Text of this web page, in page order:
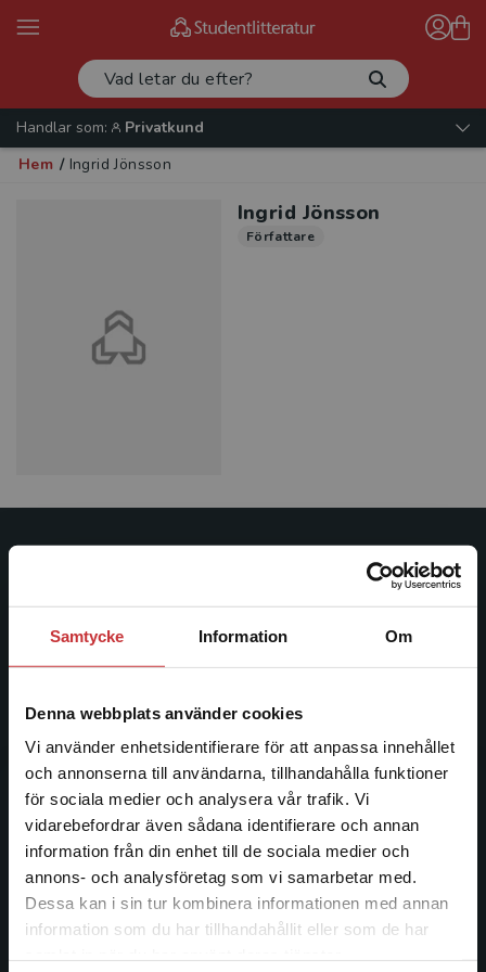
Samtycke Information Om
Denna webbplats använder cookies
Vi använder enhetsidentifierare för att anpassa innehållet
och annonserna till användarna, tillhandahålla funktioner
för sociala medier och analysera vår trafik. Vi
vidarebefordrar även sådana identifierare och annan
information från din enhet till de sociala medier och
annons- och analysföretag som vi samarbetar med.
Dessa kan i sin tur kombinera informationen med annan
information som du har tillhandahållit eller som de har
Begränsad fraktregion
Det verkar som att du besöker
studentlitteratur.se via en enhet utanför Sverige.
Handlar som:
Privatkund
Hem / Ingrid Jönsson
Ingrid Jönsson
Författare
Studentlitteratur grundades 1963 och är idag Sveriges
ledande utbildningsförlag. Med läromedel, kurslitteratur,
facklitteratur, utbildningar och digitala
längs hela kunskapsresan.
Kontakta oss
Kontakta oss
046-31 20 00
Postadress:
Box 141
221 00 Lund